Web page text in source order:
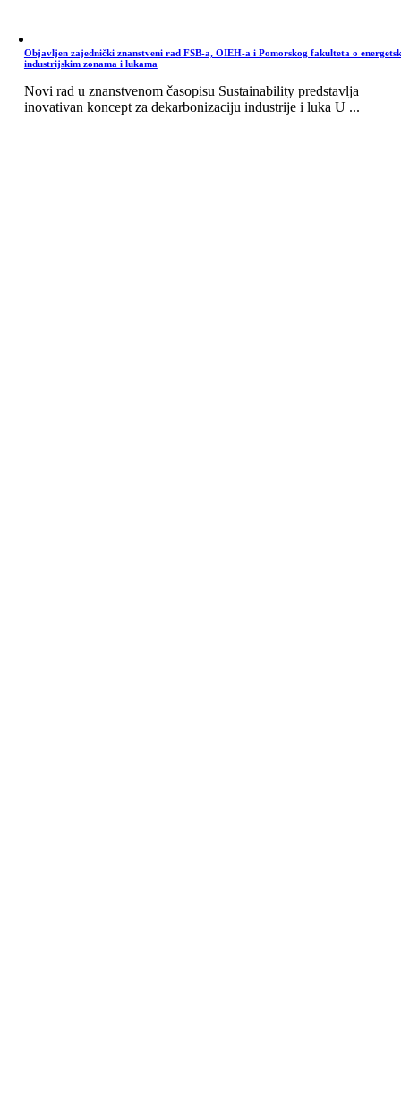
Objavljen zajednički znanstveni rad FSB-a, OIEH-a i Pomorskog fakulteta o
industrijskim zonama i lukama
Novi rad u znanstvenom časopisu Sustainability predstavlja
inovativan koncept za dekarbonizaciju industrije i luka U ...